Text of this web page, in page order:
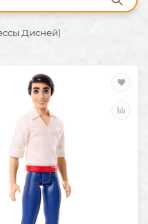
Дисней)